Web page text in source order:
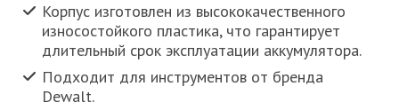
Корпус изготовлен из высококачественного
износостойкого пластика, что гарантирует
длительный срок эксплуатации аккумулятора.
Подходит для инструментов от бренда
Dewalt.